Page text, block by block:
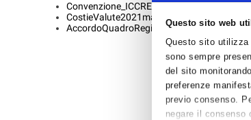
Questo sito web
Questo sito
sono sempre
del sito
preferenze
previo consenso.
negare il
Convenzione_ICCREA-
CostieValute2021maggio-
AccordoQuadroRegionale2021maggio-